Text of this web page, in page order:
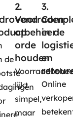
de
2.
Voorraden
op
orde
houden
lijkt
simpel,
maar
3.
in de
en
Online